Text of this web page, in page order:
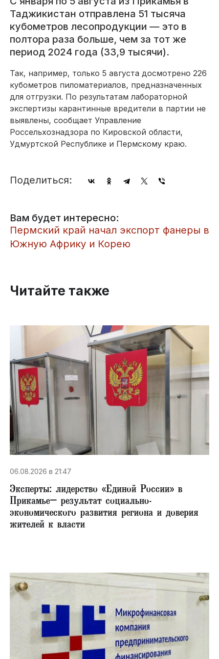
Таджикистан отправлена 51 тысяча
кубометров лесопродукции — это в
полтора раза больше, чем за тот же
период 2024 года (33,9 тысячи).
Так, например, только 5 августа досмотрено 226
кубометров пиломатериалов, предназначенных
для отгрузки. По результатам лабораторной
экспертизы карантинные вредители в партии не
выявлены, сообщает Управление
Россельхознадзора по Кировской области,
Удмуртской Республике и Пермскому краю.
Поделиться:
Вам будет интересно:
Пермский край начал экспорт фанеры в
Южную Африку и Корею
Читайте также
06.08.2026 в 21:47
Эксперты: лидерство «Единой России» в
Прикамье– результат социально-
экономического развития региона и доверия
жителей к власти